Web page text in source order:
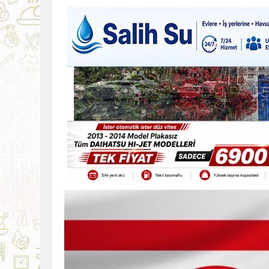
9:30 SON DAKİKA
13:42 BEROVA: HAYAT
20:30 Cumhurbaşkanı